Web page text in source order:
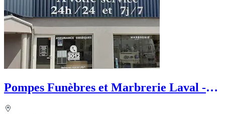
Pompes Funèbres et Marbrerie Laval -